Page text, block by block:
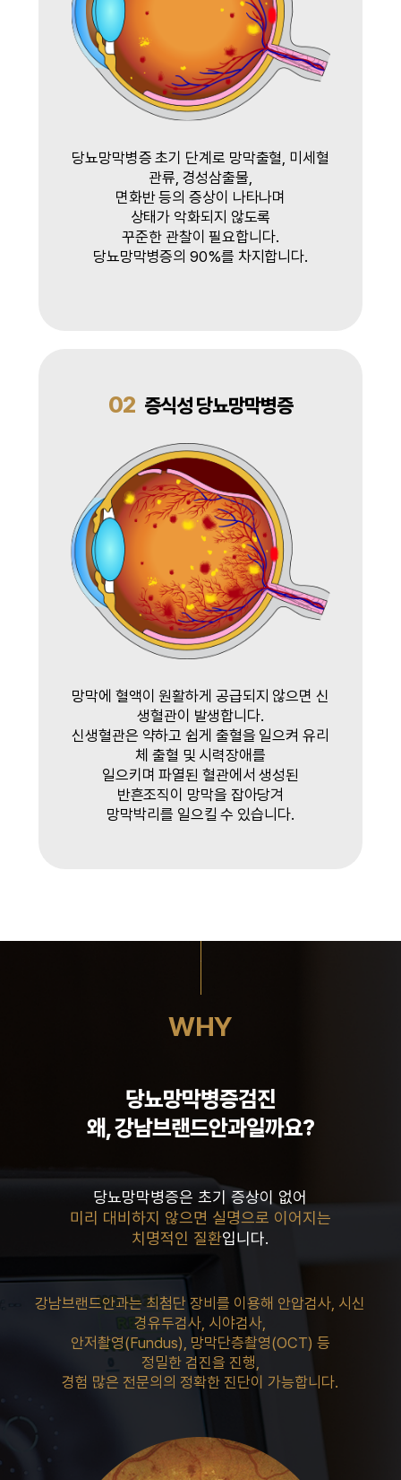
당뇨망막병증 초기 단계로 망막출혈, 미세혈
관류, 경성삼출물,
면화반 등의 증상이 나타나며
상태가 악화되지 않도록
꾸준한 관찰이 필요합니다.
당뇨망막병증의 90%를 차지합니다.
02 증식성 당뇨망막병증
망막에 혈액이 원활하게 공급되지 않으면 신
생혈관이 발생합니다.
신생혈관은 약하고 쉽게 출혈을 일으켜 유리
체 출혈 및 시력장애를
일으키며 파열된 혈관에서 생성된
반흔조직이 망막을 잡아당겨
망막박리를 일으킬 수 있습니다.
WHY
당뇨망막병증검진
왜, 강남브랜드안과일까요?
당뇨망막병증은 초기 증상이 없어
미리 대비하지 않으면 실명으로 이어지는
치명적인 질환입니다.
강남브랜드안과는 최첨단 장비를 이용해 안압검사, 시신
경유두검사, 시야검사,
안저촬영(Fundus), 망막단층촬영(OCT) 등
정밀한 검진을 진행,
경험 많은 전문의의 정확한 진단이 가능합니다.